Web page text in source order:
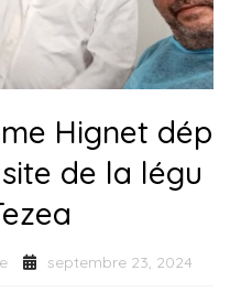
Hignet dép
de la légu
septembre 23, 2024